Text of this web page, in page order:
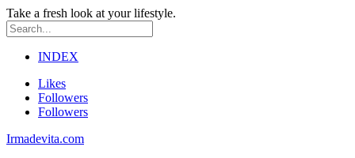
Take a fresh look at your lifestyle.
INDEX
Likes
Followers
Followers
Irmadevita.com